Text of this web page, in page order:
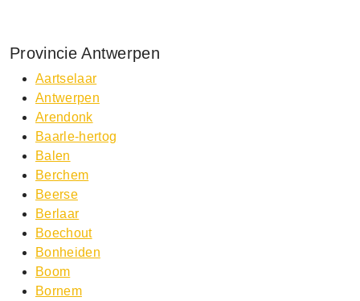
Provincie Antwerpen
Aartselaar
Antwerpen
Arendonk
Baarle-hertog
Balen
Berchem
Beerse
Berlaar
Boechout
Bonheiden
Boom
Bornem